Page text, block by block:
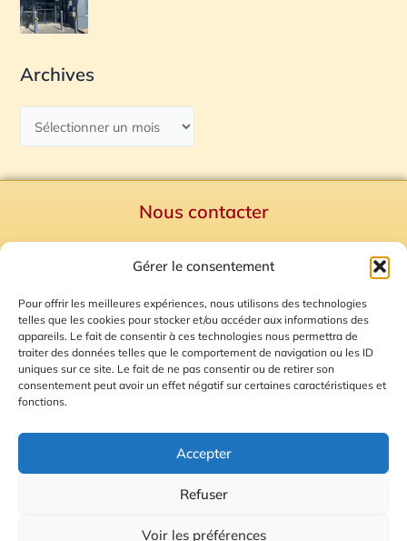
Gérer le consentement
Pour offrir les meilleures expériences, nous utilisons des technologies
telles que les cookies pour stocker et/ou accéder aux informations des
appareils. Le fait de consentir à ces technologies nous permettra de
traiter des données telles que le comportement de navigation ou les ID
uniques sur ce site. Le fait de ne pas consentir ou de retirer son
consentement peut avoir un effet négatif sur certaines caractéristiques et
fonctions.
Accepter
Refuser
Voir les préférences
Archives
Nous contacter
Mentions Légales
Plan du site
Gestion des Cookies
© 2026 Radio Calade